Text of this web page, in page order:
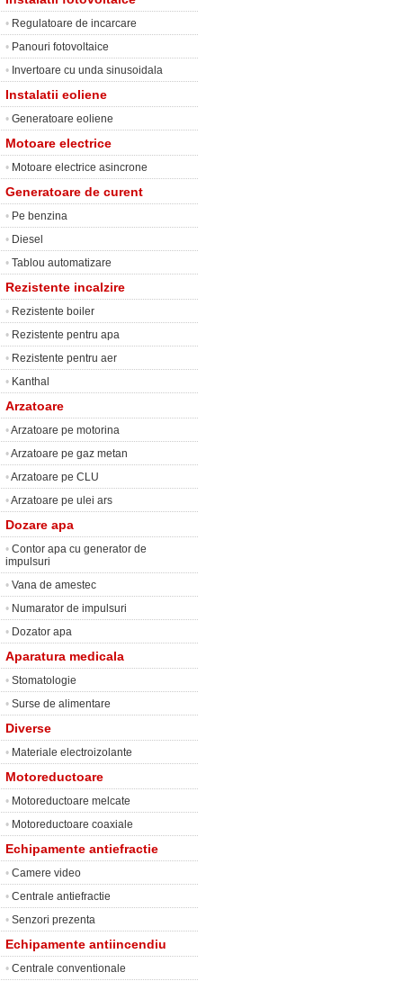
• Regulatoare de incarcare
• Panouri fotovoltaice
• Invertoare cu unda sinusoidala
Instalatii eoliene
• Generatoare eoliene
Motoare electrice
• Motoare electrice asincrone
Generatoare de curent
• Pe benzina
• Diesel
• Tablou automatizare
Rezistente incalzire
• Rezistente boiler
• Rezistente pentru apa
• Rezistente pentru aer
• Kanthal
Arzatoare
•Arzatoare pe motorina
•Arzatoare pe gaz metan
•Arzatoare pe CLU
•Arzatoare pe ulei ars
Dozare apa
• Contor apa cu generator de
impulsuri
• Vana de amestec
• Numarator de impulsuri
• Dozator apa
Aparatura medicala
• Stomatologie
• Surse de alimentare
Diverse
• Materiale electroizolante
Motoreductoare
• Motoreductoare melcate
• Motoreductoare coaxiale
Echipamente antiefractie
• Camere video
• Centrale antiefractie
• Senzori prezenta
Echipamente antiincendiu
• Centrale conventionale